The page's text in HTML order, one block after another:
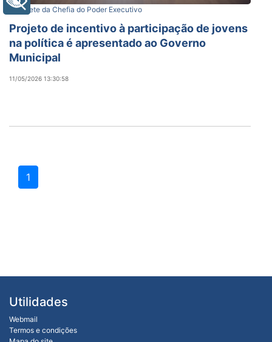
Gabinete da Chefia do Poder Executivo
Projeto de incentivo à participação de jovens
na política é apresentado ao Governo
Municipal
11/05/2026 13:30:58
1
Utilidades
Webmail
Termos e condições